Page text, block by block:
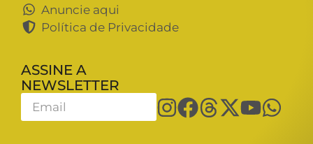
Anuncie aqui
Política de Privacidade
ASSINE A
NEWSLETTER